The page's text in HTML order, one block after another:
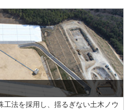
工法を採用し、揺るぎない土木ノウ